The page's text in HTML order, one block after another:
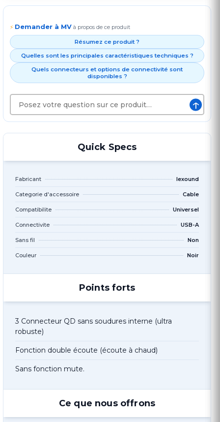
⚡ Demander à MV à propos de ce produit
Résumez ce produit ?
Quelles sont les principales caractéristiques techniques ?
Quels connecteurs et options de connectivité sont
disponibles ?
↑
Quick Specs
Fabricant lexound
Categorie d'accessoire Cable
Compatibilite Universel
Connectivite USB-A
Sans fil Non
Couleur Noir
Points forts
3 Connecteur QD sans soudures interne (ultra
robuste)
Fonction double écoute (écoute à chaud)
Sans fonction mute.
Ce que nous offrons